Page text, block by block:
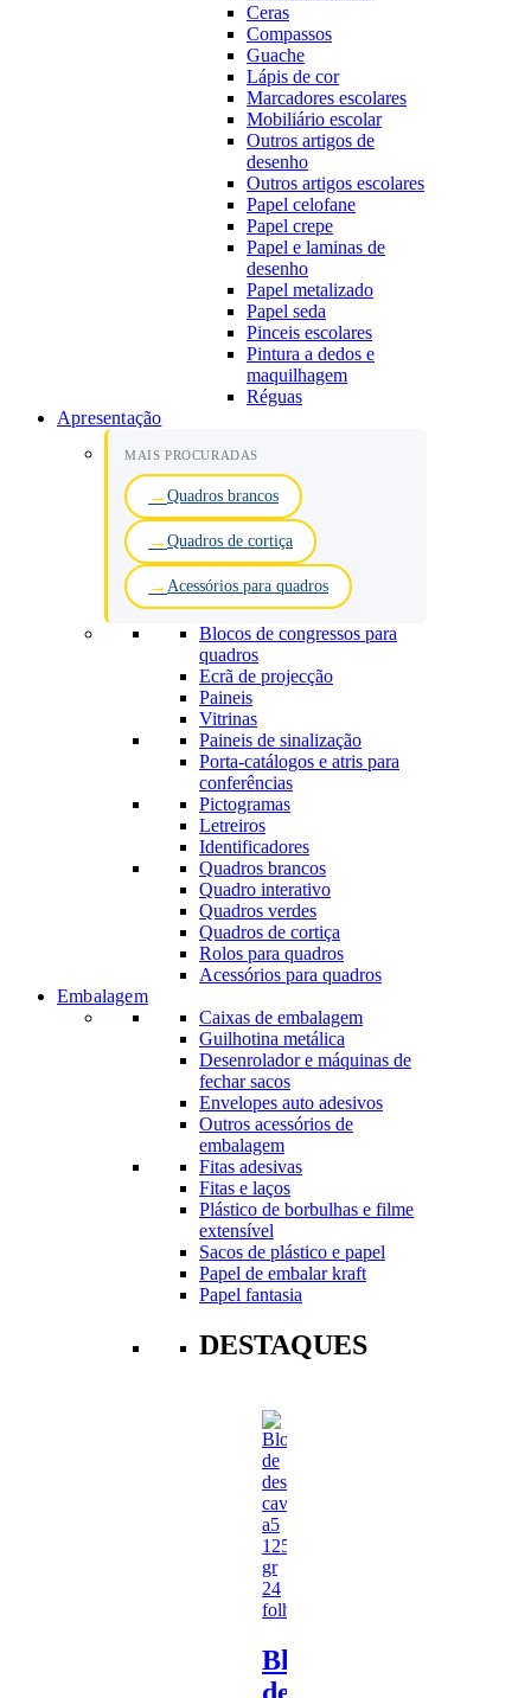
Ceras
Compassos
Guache
Lápis de cor
Marcadores escolares
Mobiliário escolar
Outros artigos de
desenho
Outros artigos escolares
Papel celofane
Papel crepe
Papel e laminas de
desenho
Papel metalizado
Papel seda
Pinceis escolares
Pintura a dedos e
maquilhagem
Réguas
Apresentação
MAIS PROCURADAS
Quadros brancos
Quadros de cortiça
Acessórios para quadros
Blocos de congressos para
quadros
Ecrã de projecção
Paineis
Vitrinas
Paineis de sinalização
Porta-catálogos e atris para
conferências
Pictogramas
Letreiros
Identificadores
Quadros brancos
Quadro interativo
Quadros verdes
Quadros de cortiça
Rolos para quadros
Acessórios para quadros
Embalagem
Caixas de embalagem
Guilhotina metálica
Desenrolador e máquinas de
fechar sacos
Envelopes auto adesivos
Outros acessórios de
embalagem
Fitas adesivas
Fitas e laços
Plástico de borbulhas e filme
extensível
Sacos de plástico e papel
Papel de embalar kraft
Papel fantasia
DESTAQUES
Bloco
de